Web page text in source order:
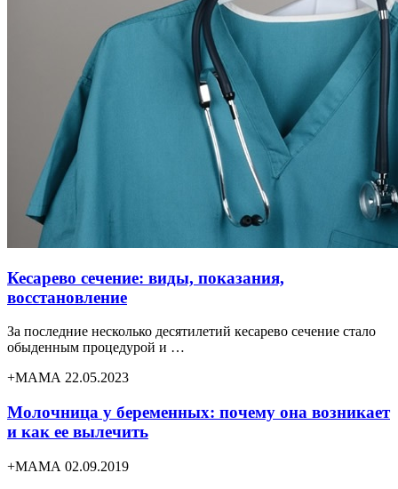
Кесарево сечение: виды, показания,
восстановление
За последние несколько десятилетий кесарево сечение стало
обыденным процедурой и …
+МАМА 22.05.2023
Молочница у беременных: почему она возникает
и как ее вылечить
+МАМА 02.09.2019